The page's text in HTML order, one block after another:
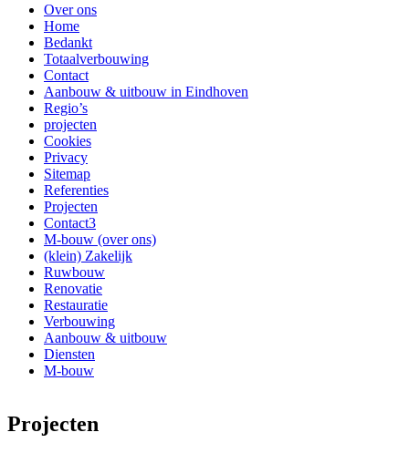
Over ons
Home
Bedankt
Totaalverbouwing
Contact
Aanbouw & uitbouw in Eindhoven
Regio’s
projecten
Cookies
Privacy
Sitemap
Referenties
Projecten
Contact3
M-bouw (over ons)
(klein) Zakelijk
Ruwbouw
Renovatie
Restauratie
Verbouwing
Aanbouw & uitbouw
Diensten
M-bouw
Projecten